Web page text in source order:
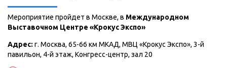
Мероприятие пройдет в Москве, в Международном
Выставочном Центре «Крокус Экспо»
Адрес: г. Москва, 65-66 км МКАД, МВЦ «Крокус Экспо», 3-й
павильон, 4-й этаж, Конгресс-центр, зал 20